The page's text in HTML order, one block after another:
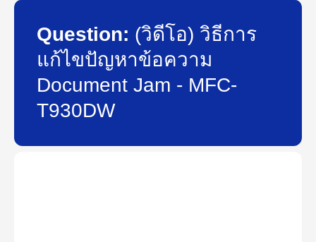
Question: (วิดีโอ) วิธีการ
แก้ไขปัญหาข้อความ
Document Jam - MFC-
T930DW